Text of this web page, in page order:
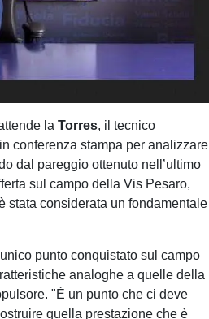
laTorres, il tecnico
conferenza stampa per analizzare
dal pareggio ottenuto nell’ultimo
sul campo della Vis Pesaro,
stata considerata un fondamentale
punto conquistato sul campo
analoghe a quelle della
"È un punto che ci deve
quella prestazione che è